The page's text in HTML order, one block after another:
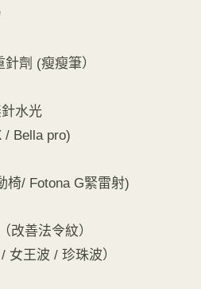
劑 (瘦瘦筆）
水光
/ Bella pro)
椅/ Fotona G緊雷射)
改善法令紋）
女王波 / 珍珠波）